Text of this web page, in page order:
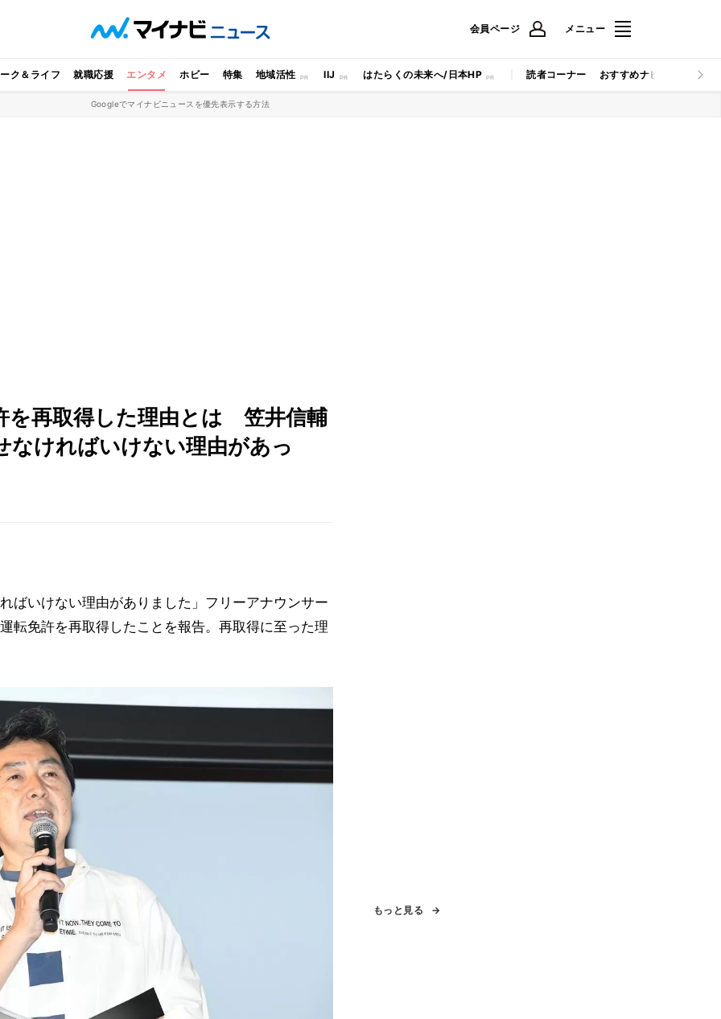
会員ページ メニュー
ク＆ライフ 就職応援 エンタメ ホビー 特集 地域活性 IIJ はたらくの未来へ/日本HP 読者コーナー おすすめナビ マイナビ
Googleでマイナビニュースを優先表示する方法
を再取得した理由とは 笠井信輔
なければいけない理由があっ
ばいけない理由がありました」フリーアナウンサー
転免許を再取得したことを報告。再取得に至った理
もっと見る